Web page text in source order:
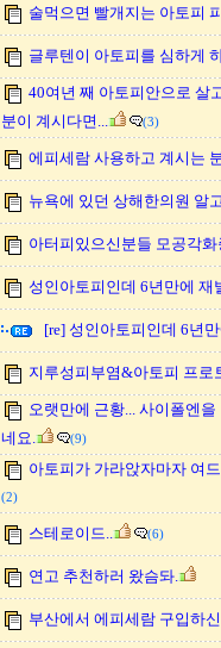
술먹으면 빨개지는 아토피
글루텐이 아토피를 심하게
40여년 째 아토피안으로 살
분이 계시다면...
(3)
에피세람 사용하고 계시는
뉴욕에 있던 상해한의원 알
아터피있으신분들 모공각
성인아토피인데 6년만에 재
[re] 성인아토피인데 6년
지루성피부염&아토피 프로
오랫만에 근황... 사이폴엔
네요.
(9)
아토피가 가라앉자마자 여
(2)
스테로이드.. (6)
연고 추천하러 왔슴돠.
부산에서 에피세람 구입하